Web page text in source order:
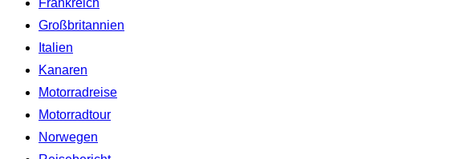
Großbritannien
Italien
Kanaren
Motorradreise
Motorradtour
Norwegen